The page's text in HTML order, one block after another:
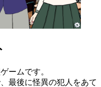
ームです。
最後に怪異の犯人をあて